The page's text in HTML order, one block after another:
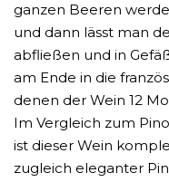
ganzen Beeren
und dann lässt man
abfließen und in
am Ende in die
denen der Wein 12
Im Vergleich zum
ist dieser Wein
zugleich eleganter